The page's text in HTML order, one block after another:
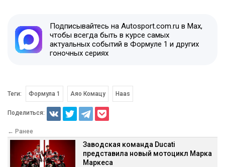
Подписывайтесь на Autosport.com.ru в Max,
чтобы всегда быть в курсе самых
актуальных событий в Формуле 1 и других
гоночных сериях
Теги: Формула 1 Аяо Комацу Haas
Поделиться:
← Ранее
Заводская команда Ducati
представила новый мотоцикл Марка
Маркеса